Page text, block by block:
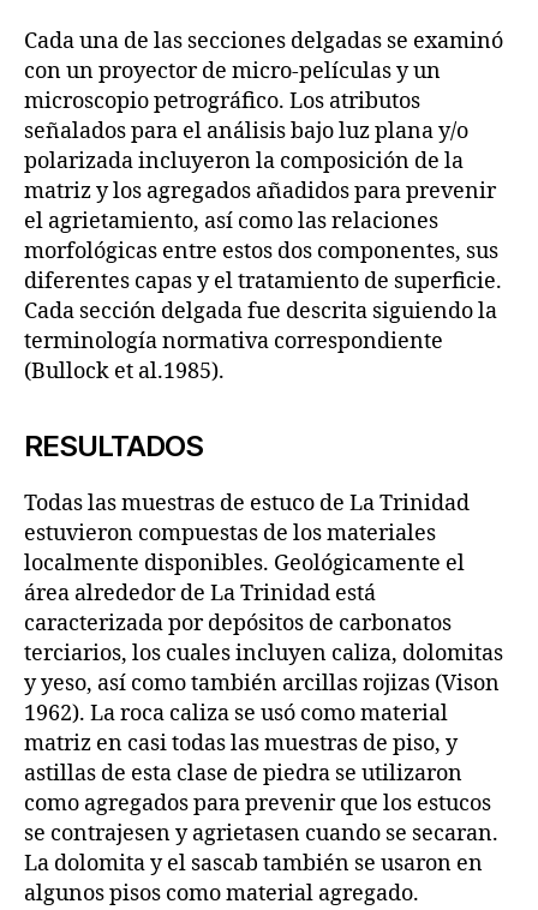
Cada una de las secciones delgadas se examinó
con un proyector de micro-películas y un
microscopio petrográfico. Los atributos
señalados para el análisis bajo luz plana y/o
polarizada incluyeron la composición de la
matriz y los agregados añadidos para prevenir
el agrietamiento, así como las relaciones
morfológicas entre estos dos componentes, sus
diferentes capas y el tratamiento de superficie.
Cada sección delgada fue descrita siguiendo la
terminología normativa correspondiente
(Bullock et al.1985).
RESULTADOS
Todas las muestras de estuco de La Trinidad
estuvieron compuestas de los materiales
localmente disponibles. Geológicamente el
área alrededor de La Trinidad está
caracterizada por depósitos de carbonatos
terciarios, los cuales incluyen caliza, dolomitas
y yeso, así como también arcillas rojizas (Vison
1962). La roca caliza se usó como material
matriz en casi todas las muestras de piso, y
astillas de esta clase de piedra se utilizaron
como agregados para prevenir que los estucos
se contrajesen y agrietasen cuando se secaran.
La dolomita y el sascab también se usaron en
algunos pisos como material agregado.